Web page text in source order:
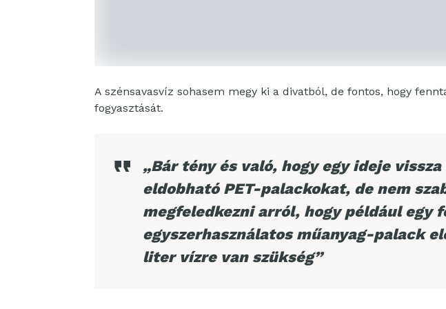
A szénsavasvíz sohasem megy ki a divatból, de fontos, hogy
fogyasztását.
„Bár tény és való, hogy egy ideje
eldobható PET-palackokat, de nem
megfeledkezni arról, hogy például egy
egyszerhasználatos műanyag-palack
liter vízre van szükség”